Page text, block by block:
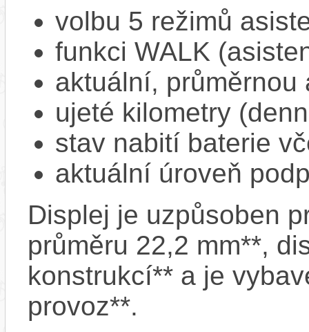
volbu 5 režimů
funkci WALK
aktuální, průměrnou
ujeté kilometry
stav nabití baterie
aktuální úroveň
Displej je uzpůsoben
průměru 22,2 mm**,
konstrukcí** a je
provoz**.